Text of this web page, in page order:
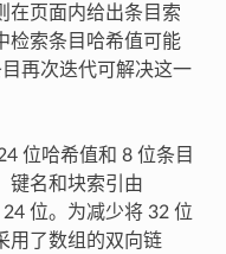
在页面内给出条目索
检索条目哈希值可能
再次迭代可解决这一
位哈希值和 8 位条目
键名和块索引由
位。为减少将 32 位
用了数组的双向链